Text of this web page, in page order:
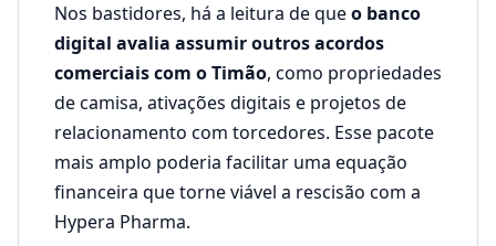
Nos bastidores, há a leitura de queo banco
digital avalia assumir outros acordos
comerciais com o Timão, como propriedades
de camisa, ativações digitais e projetos de
relacionamento com torcedores. Esse pacote
mais amplo poderia facilitar uma equação
financeira que torne viável a rescisão com a
Hypera Pharma.